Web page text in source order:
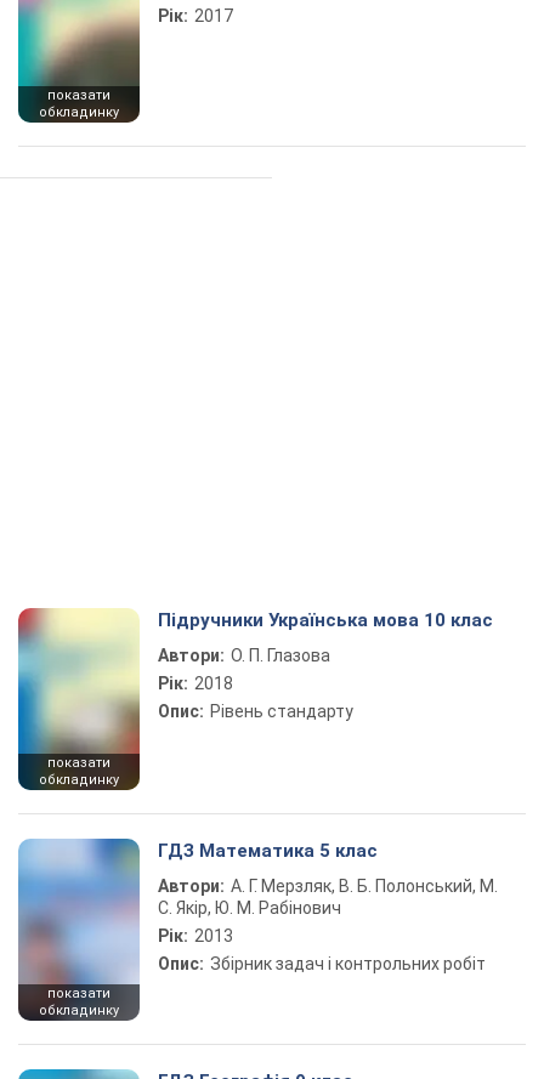
показати
обкладинку
Рік: 2017
показати
обкладинку
Підручники Українська мова 10 клас
Автори: О. П. Глазова
Рік: 2018
Опис: Рівень стандарту
показати
обкладинку
ГДЗ Математика 5 клас
Автори: А. Г. Мерзляк, В. Б. Полонський, М.
С. Якір, Ю. М. Рабінович
Рік: 2013
Опис: Збірник задач і контрольних робіт